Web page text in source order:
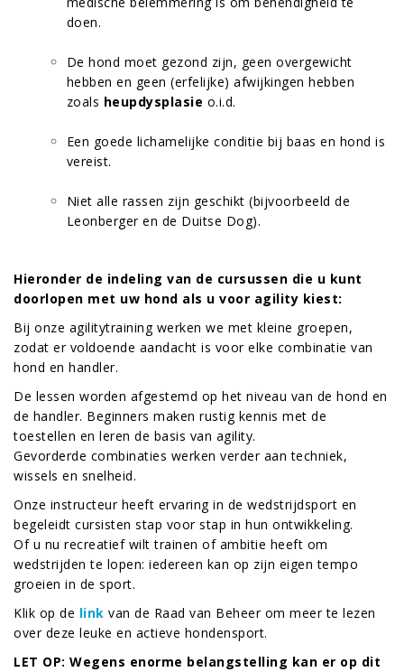
doen.
De hond moet gezond zijn, geen overgewicht
hebben en geen (erfelijke) afwijkingen hebben
zoals heupdysplasie o.i.d.
Een goede lichamelijke conditie bij baas en hond is
vereist.
Niet alle rassen zijn geschikt (bijvoorbeeld de
Leonbergeren de Duitse Dog).
Hieronder de indeling van de cursussen die u kunt
doorlopen met uw hond als u voor agility kiest:
Bij onze agilitytraining werken we met kleine groepen,
zodat er voldoende aandacht is voor elke combinatie van
hond en handler.
De lessen worden afgestemd op het niveau van de hond en
de handler. Beginners maken rustig kennis met de
toestellen en leren de basis van agility.
Gevorderde combinaties werken verder aan techniek,
wissels en snelheid.
Onze instructeur heeft ervaring in de wedstrijdsport en
begeleidt cursisten stap voor stap in hun ontwikkeling.
Of u nu recreatief wilt trainen of ambitie heeft om
wedstrijden te lopen: iedereen kan op zijn eigen tempo
groeien in de sport.
Klik op de link van de Raad van Beheer om meer te lezen
over deze leuke en actieve hondensport.
LET OP: Wegens enorme belangstelling kan er op dit